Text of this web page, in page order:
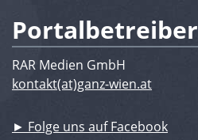
Portalbetreiber
RAR Medien GmbH
kontakt(at)ganz-wien.at
► Folge uns auf Facebook